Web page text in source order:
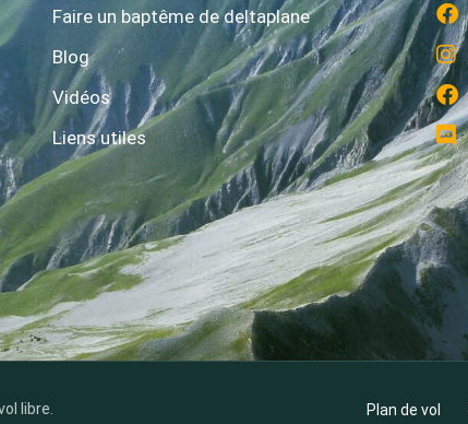
Faire un baptême de deltaplane
Blog
Vidéos
Liens utiles
libre. Plan de vol